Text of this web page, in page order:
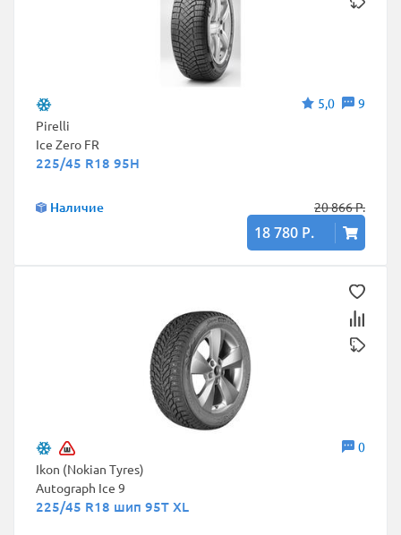
5,0
9
Pirelli
Ice Zero FR
225/45 R18 95H
Наличие 20 866 Р.
18 780 Р.
0
Ikon (Nokian Tyres)
Autograph Ice 9
225/45 R18 шип 95T XL